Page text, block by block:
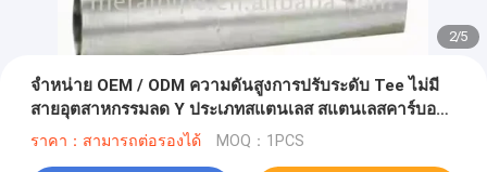
2/5
จําหน่าย OEM / ODM ความดันสูงการปรับระดับ Tee ไม่มี
สายอุตสาหกรรมลด Y ประเภทสแตนเลส สแตนเลสคาร์บอน
Tee
ราคา：สามารถต่อรองได้ MOQ：1PCS